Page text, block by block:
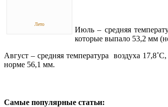
Лето
Июль – средняя
которые выпало 53,2 мм
Август– средняя температура воздуха
норме 56,1 мм.
Самые популярные статьи: